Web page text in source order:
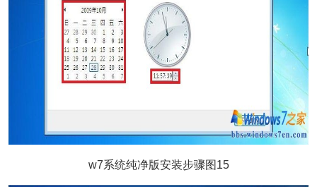
w7系统纯净版安装步骤图15